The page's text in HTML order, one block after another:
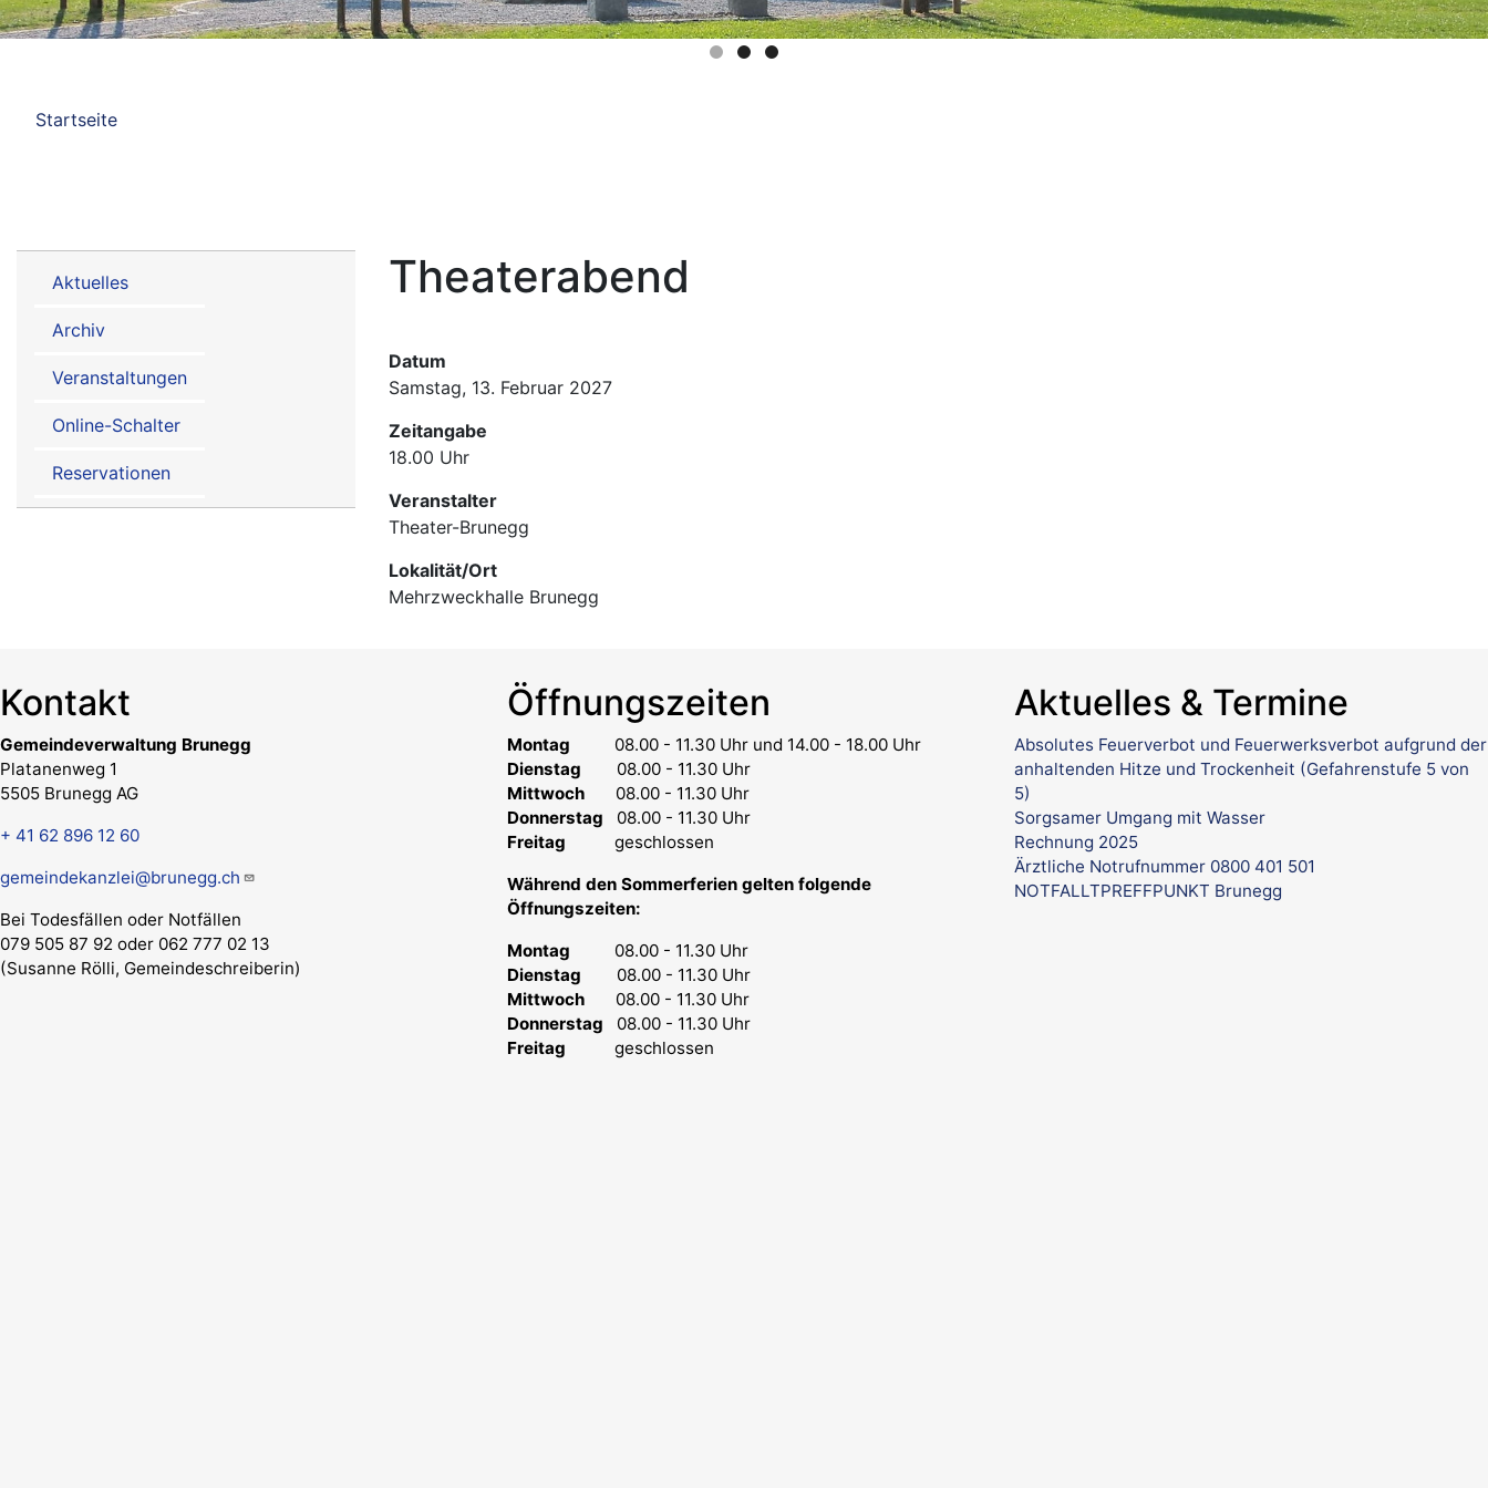
Pfadnavigation
Startseite
Hauptnavigation
Informationen
Aktuelles
Archiv
Veranstaltungen
Online-Schalter
Reservationen
Theaterabend
Datum
Samstag, 13. Februar 2027
Zeitangabe
18.00 Uhr
Veranstalter
Theater-Brunegg
Lokalität/Ort
Mehrzweckhalle Brunegg
Kontakt
Gemeindeverwaltung Brunegg
Platanenweg 1
5505 Brunegg AG
+ 41 62 896 12 60
gemeindekanzlei@brunegg.ch
Bei Todesfällen oder Notfällen
079 505 87 92 oder 062 777 02 13
(Susanne Rölli, Gemeindeschreiberin)
Öffnungszeiten
Montag 08.00 - 11.30 Uhr und 14.00 - 18.00 Uhr
Dienstag 08.00 - 11.30 Uhr
Mittwoch 08.00 - 11.30 Uhr
Donnerstag 08.00 - 11.30 Uhr
Freitag geschlossen
Während den Sommerferien gelten folgende
Öffnungszeiten:
Montag 08.00 - 11.30 Uhr
Dienstag 08.00 - 11.30 Uhr
Mittwoch 08.00 - 11.30 Uhr
Donnerstag 08.00 - 11.30 Uhr
Freitag geschlossen
Aktuelles & Termine
Absolutes Feuerverbot und Feuerwerksverbot aufgrund der
anhaltenden Hitze und Trockenheit (Gefahrenstufe 5 von
5)
Sorgsamer Umgang mit Wasser
Rechnung 2025
Ärztliche Notrufnummer 0800 401 501
NOTFALLTPREFFPUNKT Brunegg